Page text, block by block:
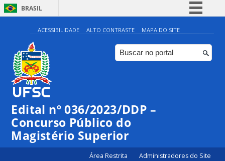
BRASIL
Simplifique!
Comunica BR
Participe
Canais
ACESSIBILIDADE ALTO CONTRASTE MAPA DO SITE
Edital nº 036/2023/DDP –
Concurso Público do
Magistério Superior
Área Restrita Administradores do Site